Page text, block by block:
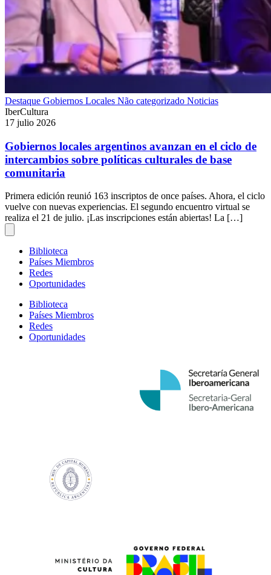
Destaque Gobiernos Locales Não categorizado Noticias
IberCultura
17 julio 2026
Gobiernos locales argentinos avanzan en el ciclo de
intercambios sobre políticas culturales de base
comunitaria
Primera edición reunió 163 inscriptos de once países. Ahora, el ciclo
vuelve con nuevas experiencias. El segundo encuentro virtual se
realiza el 21 de julio. ¡Las inscripciones están abiertas! La […]
Biblioteca
Países Miembros
Redes
Oportunidades
Biblioteca
Países Miembros
Redes
Oportunidades